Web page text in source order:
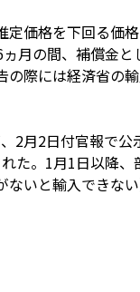
価格を下回る価
月の間、補償金と
の際には経済省の
2月2日付官報で公
た。1月1日以降
いと輸入できな